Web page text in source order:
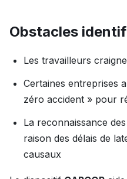
Obstacles
Les travailleurs
Certaines entreprises
zéro accident » pour
La reconnaissance
raison des délais de
causaux